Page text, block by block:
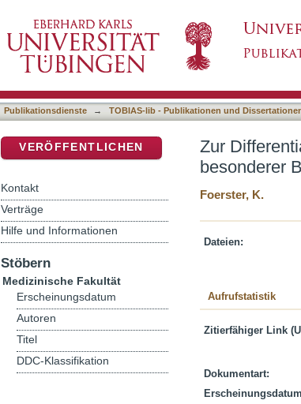
reversiblen Formen
Publikationsdienste → TOBIAS-lib - Publikationen und
Zur
besonderer
Foerster, K.
Dateien:
Aufrufstatistik
Zitierfähiger Link
Dokumentart:
VERÖFFENTLICHEN
Kontakt
Verträge
Hilfe und Informationen
Stöbern
Medizinische Fakultät
Erscheinungsdatum
Autoren
Titel
DDC-Klassifikation